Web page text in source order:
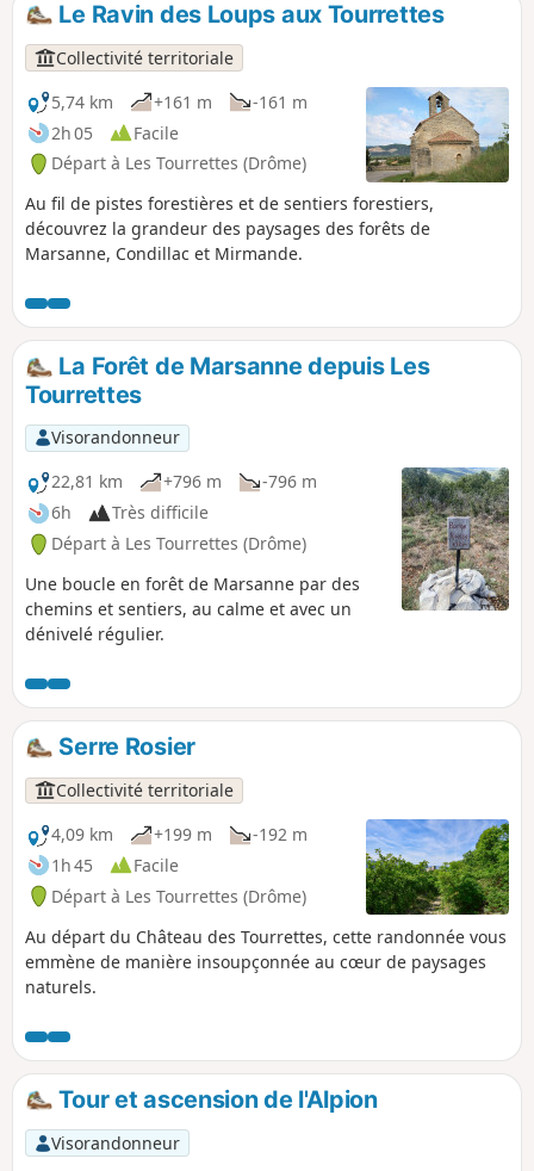
p
Le Ravin des Loups aux Tourrettes
Collectivité territoriale
5,74 km
+161 m
-161 m
2h 05
Facile
Départ à Les Tourrettes (Drôme)
Au fil de pistes forestières et de sentiers forestiers,
découvrez la grandeur des paysages des forêts de
Marsanne, Condillac et Mirmande.
La Forêt de Marsanne depuis Les
Tourrettes
Visorandonneur
22,81 km
+796 m
-796 m
6h
Très difficile
Départ à Les Tourrettes (Drôme)
Une boucle en forêt de Marsanne par des
chemins et sentiers, au calme et avec un
dénivelé régulier.
Serre Rosier
Collectivité territoriale
4,09 km
+199 m
-192 m
1h 45
Facile
Départ à Les Tourrettes (Drôme)
Au départ du Château des Tourrettes, cette randonnée vous
emmène de manière insoupçonnée au cœur de paysages
naturels.
Tour et ascension de l'Alpion
Visorandonneur